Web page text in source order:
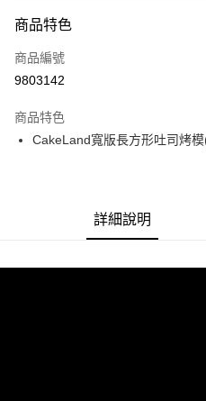
信用卡一次付款
超商取貨付款
Apple Pay
ATM付款
商品特色
商品編號
9803142
商品特色
CakeLand寬版長方形吐司烤
詳細說明